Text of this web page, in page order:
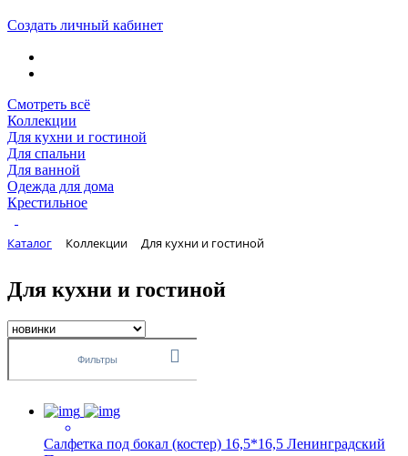
Создать личный кабинет
Смотреть всё
Коллекции
Для кухни и гостиной
Для спальни
Для ванной
Одежда для дома
Крестильное
Каталог Коллекции Для кухни и гостиной
Для кухни и гостиной
Фильтры
Салфетка под бокал (костер) 16,5*16,5 Ленинградский